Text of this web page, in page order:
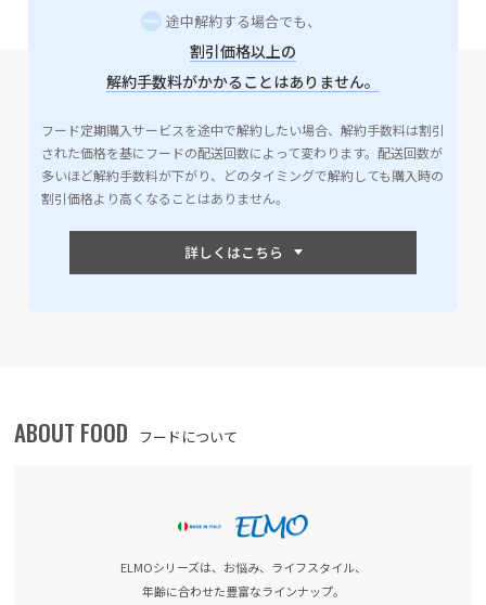
途中解約する場合でも、
割引価格以上の
解約手数料がかかることはありません。
フード定期購入サービスを途中で解約したい場合、解約手数料は割引
された価格を基にフードの配送回数によって変わります。配送回数が
多いほど解約手数料が下がり、どのタイミングで解約しても購入時の
割引価格より高くなることはありません。
ABOUT FOOD フードについて
ELMOシリーズは、お悩み、ライフスタイル、
年齢に合わせた豊富なラインナップ。